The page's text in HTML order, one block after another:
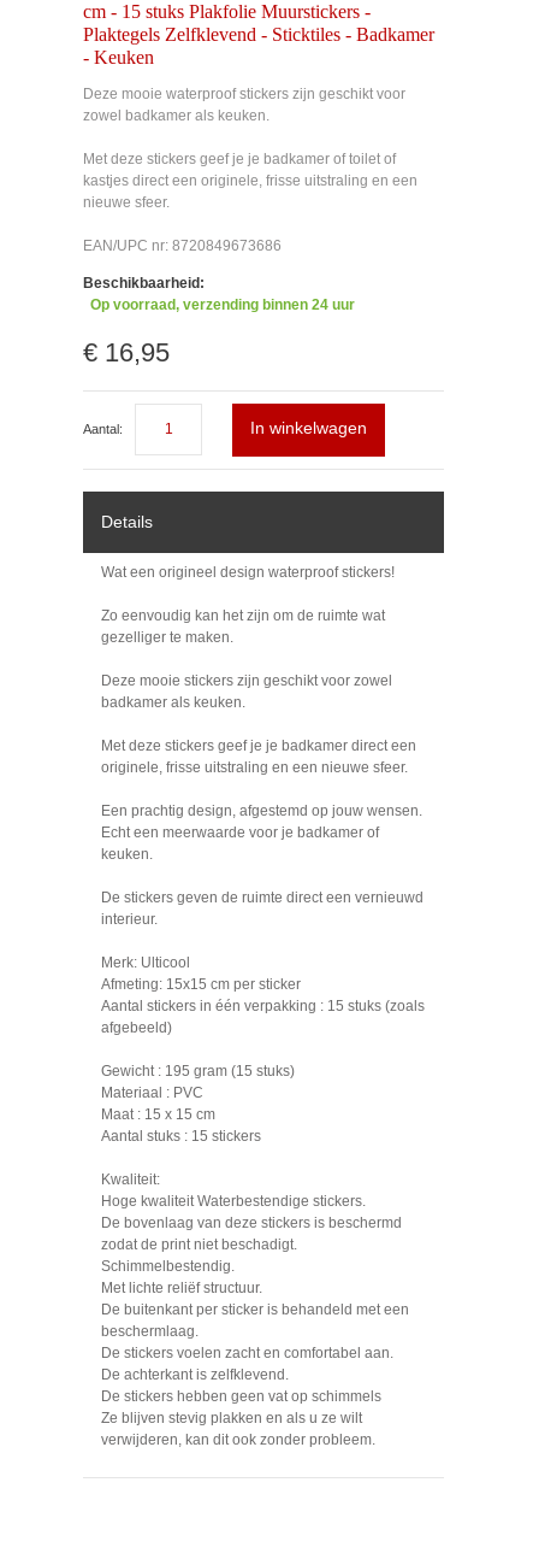
cm - 15 stuks Plakfolie Muurstickers -
Plaktegels Zelfklevend - Sticktiles - Badkamer
- Keuken
Deze mooie waterproof stickers zijn geschikt voor
zowel badkamer als keuken.
Met deze stickers geef je je badkamer of toilet of
kastjes direct een originele, frisse uitstraling en een
nieuwe sfeer.
EAN/UPC nr: 8720849673686
Beschikbaarheid:
Op voorraad, verzending binnen 24 uur
€ 16,95
Aantal: In winkelwagen
Details
Wat een origineel design waterproof stickers!
Zo eenvoudig kan het zijn om de ruimte wat
gezelliger te maken.
Deze mooie stickers zijn geschikt voor zowel
badkamer als keuken.
Met deze stickers geef je je badkamer direct een
originele, frisse uitstraling en een nieuwe sfeer.
Een prachtig design, afgestemd op jouw wensen.
Echt een meerwaarde voor je badkamer of
keuken.
De stickers geven de ruimte direct een vernieuwd
interieur.
Merk: Ulticool
Afmeting: 15x15 cm per sticker
Aantal stickers in één verpakking : 15 stuks (zoals
afgebeeld)
Gewicht : 195 gram (15 stuks)
Materiaal : PVC
Maat : 15 x 15 cm
Aantal stuks : 15 stickers
Kwaliteit:
Hoge kwaliteit Waterbestendige stickers.
De bovenlaag van deze stickers is beschermd
zodat de print niet beschadigt.
Schimmelbestendig.
Met lichte reliëf structuur.
De buitenkant per sticker is behandeld met een
beschermlaag.
De stickers voelen zacht en comfortabel aan.
De achterkant is zelfklevend.
De stickers hebben geen vat op schimmels
Ze blijven stevig plakken en als u ze wilt
verwijderen, kan dit ook zonder probleem.